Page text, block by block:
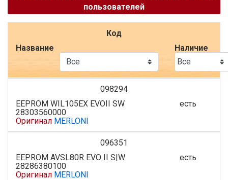
пользователей
Код
Название
Наличие
098294
EEPROM WIL105EX EVOII SW
28303560000
Оригинал MERLONI
есть
096351
EEPROM AVSL80R EVO II S|W
28286380100
Оригинал MERLONI
есть